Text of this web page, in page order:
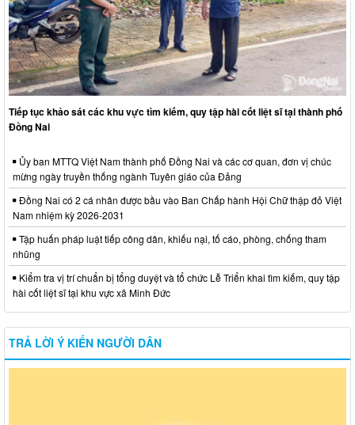
Tiếp tục khảo sát các khu vực tìm kiếm, quy tập hài cốt liệt sĩ tại thành phố
Đồng Nai
Ủy ban MTTQ Việt Nam thành phố Đồng Nai và các cơ quan, đơn vị chúc
mừng ngày truyền thống ngành Tuyên giáo của Đảng
Đồng Nai có 2 cá nhân được bầu vào Ban Chấp hành Hội Chữ thập đỏ Việt
Nam nhiệm kỳ 2026-2031
Tập huấn pháp luật tiếp công dân, khiếu nại, tố cáo, phòng, chống tham
nhũng
Kiểm tra vị trí chuẩn bị tổng duyệt và tổ chức Lễ Triển khai tìm kiếm, quy tập
hài cốt liệt sĩ tại khu vực xã Minh Đức
TRẢ LỜI Ý KIẾN NGƯỜI DÂN